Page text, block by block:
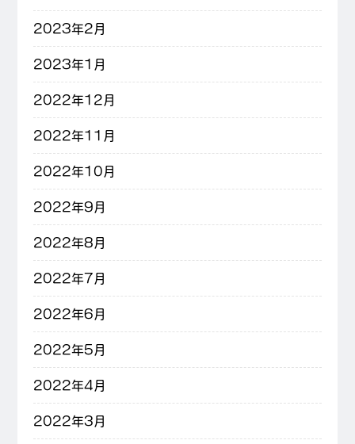
2023年2月
2023年1月
2022年12月
2022年11月
2022年10月
2022年9月
2022年8月
2022年7月
2022年6月
2022年5月
2022年4月
2022年3月